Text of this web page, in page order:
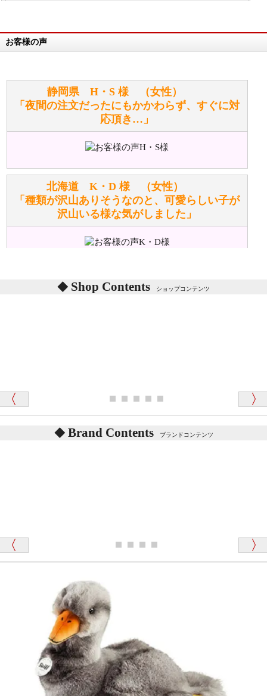
万が一欲しい商品が見つからない場合は、探して取り
お任せください！それは当店が謡っています「おも
てなしの心」で対応させていただきます。
シュタイフのぬいぐるみは洗濯できますか？ ぬいぐ
るみのお手入れ方法を教えてください。
詳しくはこちら をご覧ください。
ぬいぐるみの耳に付いているボタンやタグに、何か意
味などがありますか？
詳しくはこちらをご覧ください。
体をねかせたりおこしたりすると「グーグー」と鳴く
記載しておりますので、ぜひ探してみてください。
ディベアがいます。
「スクエーカー内蔵」と記載しておりますので、ぜひ
探してみてください。
シュタイフ社製品の実物を見ることはできますか？
当店はネット販売ですので実物をお見せすることが
できません。
海外からのお取り寄せと言うことですが、商品はきち
んと届きますか？
お客様の声
静岡県 H・S 様 （女性）
「夜間の注文だったにもかかわらず、すぐに対
応頂き…」
北海道 K・D 様 （女性）
「種類が沢山ありそうなのと、可愛らしい子が
沢山いる様な気がしました」
東京都 M・K 様 （女性）
「対応はどちらも丁寧でした。値段と他の融通
「商品説明が細やかで丁寧であったことです」
「前に買ったことがあったお店でしたので」
千葉県 U・Y 様 （女性）
「ChatGPTを利用したところ「くまの小屋」さ
んを紹介され…」
Shop Contents ショップコンテンツ
Brand Contents ブランドコンテンツ